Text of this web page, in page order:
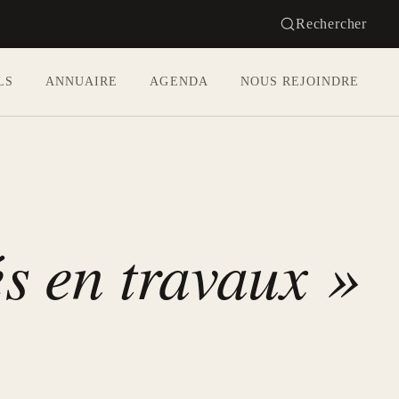
Rechercher
ANNUAIRE AGENDA NOUS REJOINDRE
en travaux »